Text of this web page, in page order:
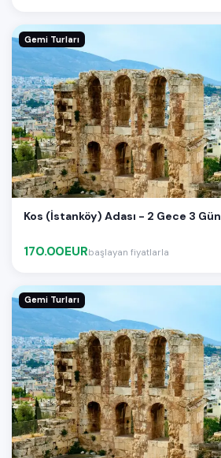
Gemi Turları
Kos (İstanköy) Adası - 2 Gece 3 Gün
170.00EURbaşlayan fiyatlarla
Gemi Turları